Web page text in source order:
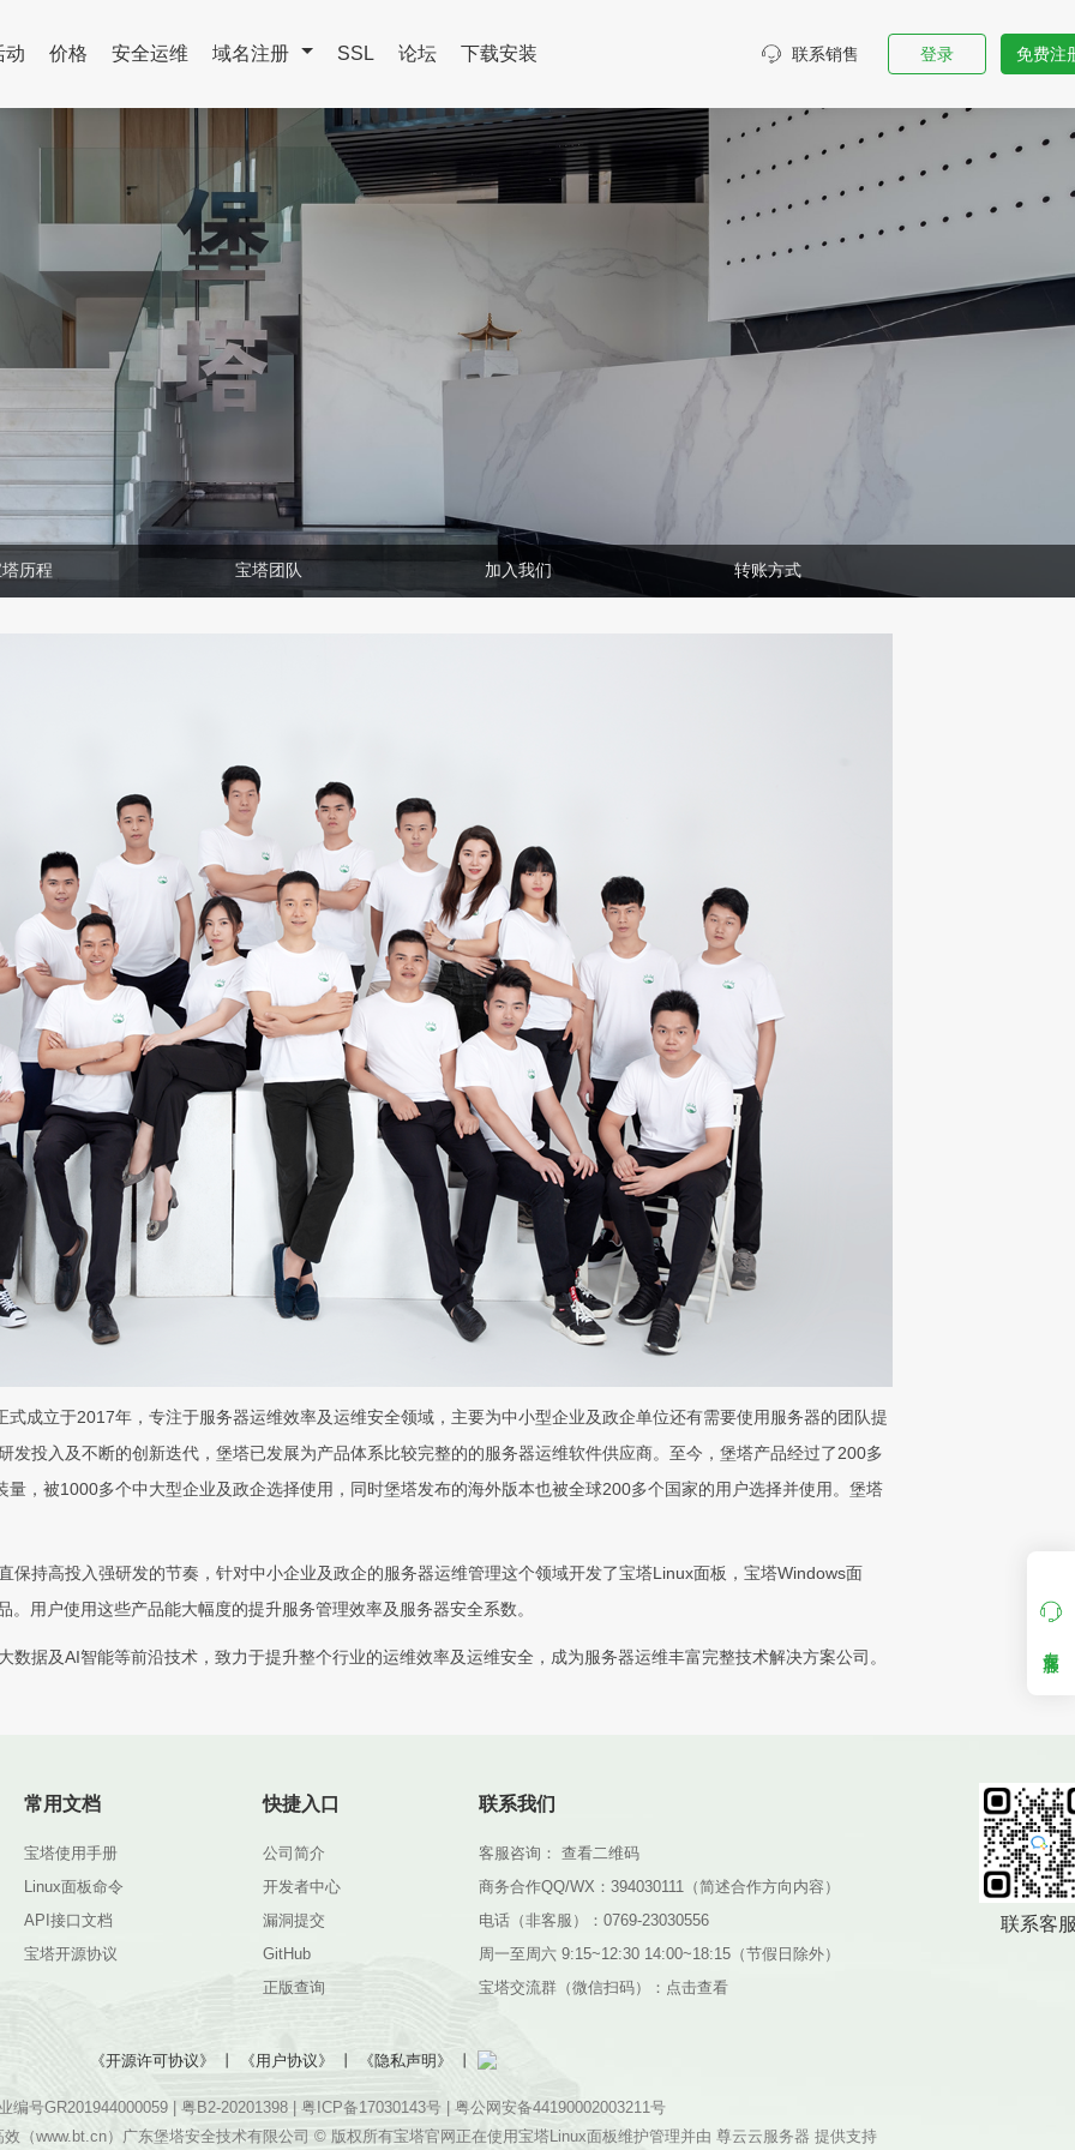
动 价格 安全运维 域名注册 SSL 论坛 下载安装 联系销售 登录 免费注
历程 宝塔团队 加入我们 转账方式
成立于2017年，专注于服务器运维效率及运维安全领域，主要为中小型企业及政企单位还有需要使用服务器的团队提
发投入及不断的创新迭代，堡塔已发展为产品体系比较完整的的服务器运维软件供应商。至今，堡塔产品经过了200多
，被1000多个中大型企业及政企选择使用，同时堡塔发布的海外版本也被全球200多个国家的用户选择并使用。堡塔
保持高投入强研发的节奏，针对中小企业及政企的服务器运维管理这个领域开发了宝塔Linux面板，宝塔Windows面
用户使用这些产品能大幅度的提升服务管理效率及服务器安全系数。
数据及AI智能等前沿技术，致力于提升整个行业的运维效率及运维安全，成为服务器运维丰富完整技术解决方案公司。
常用文档
宝塔使用手册
Linux面板命令
API接口文档
宝塔开源协议
快捷入口
公司简介
开发者中心
漏洞提交
GitHub
正版查询
联系我们
客服咨询：
查看二维码
商务合作QQ/WX：394030111（简述合作方向内容）
电话（非客服）：0769-23030556
周一至周六 9:15~12:30 14:00~18:15（节假日除外）
宝塔交流群（微信扫码）： 点击查看
联系客
《开源许可协议》 《用户协议》 《隐私声明》
编号GR201944000059 | 粤B2-20201398 粤ICP备17030143号
粤公网安备44190002003211号
（www.bt.cn）广东堡塔安全技术有限公司 © 版权所有宝塔官网正在使用宝塔Linux面板维护管理并由 尊云云服务器 提供支持